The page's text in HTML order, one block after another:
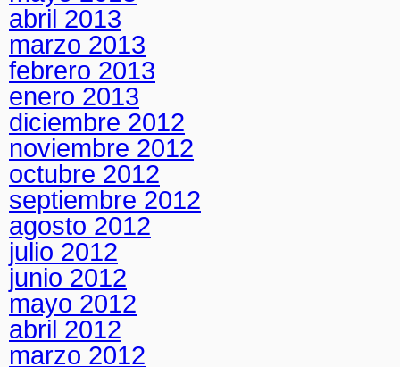
abril 2013
marzo 2013
febrero 2013
enero 2013
diciembre 2012
noviembre 2012
octubre 2012
septiembre 2012
agosto 2012
julio 2012
junio 2012
mayo 2012
abril 2012
marzo 2012